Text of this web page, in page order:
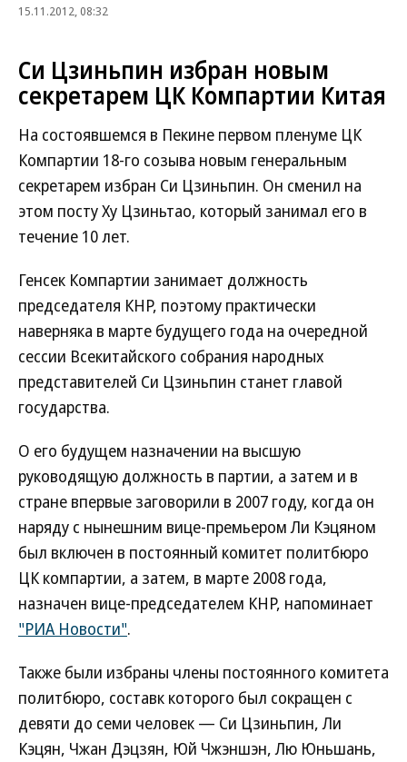
15.11.2012, 08:32
Си Цзиньпин избран новым
секретарем ЦК Компартии Китая
На состоявшемся в Пекине первом пленуме ЦК
Компартии 18-го созыва новым генеральным
секретарем избран Си Цзиньпин. Он сменил на
этом посту Ху Цзиньтао, который занимал его в
течение 10 лет.
Генсек Компартии занимает должность
председателя КНР, поэтому практически
наверняка в марте будущего года на очередной
сессии Всекитайского собрания народных
представителей Си Цзиньпин станет главой
государства.
О его будущем назначении на высшую
руководящую должность в партии, а затем и в
стране впервые заговорили в 2007 году, когда он
наряду с нынешним вице-премьером Ли Кэцяном
был включен в постоянный комитет политбюро
ЦК компартии, а затем, в марте 2008 года,
назначен вице-председателем КНР, напоминает
"РИА Новости".
Также были избраны члены постоянного комитета
политбюро, составк которого был сокращен с
девяти до семи человек — Си Цзиньпин, Ли
Кэцян, Чжан Дэцзян, Юй Чжэншэн, Лю Юньшань,